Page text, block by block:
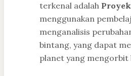
terkenal adalah
menggunakan
menganalisis
bintang, yang dapat
planet yang